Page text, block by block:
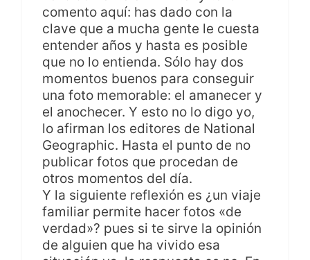
comento aquí: has dado con la
clave que a mucha gente le cuesta
entender años y hasta es posible
que no lo entienda. Sólo hay dos
momentos buenos para conseguir
una foto memorable: el amanecer y
el anochecer. Y esto no lo digo yo,
lo afirman los editores de National
Geographic. Hasta el punto de no
publicar fotos que procedan de
otros momentos del día.
Y la siguiente reflexión es ¿un viaje
familiar permite hacer fotos «de
verdad»? pues si te sirve la opinión
de alguien que ha vivido esa